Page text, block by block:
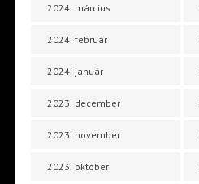
2024. március
2024. február
2024. január
2023. december
2023. november
2023. október